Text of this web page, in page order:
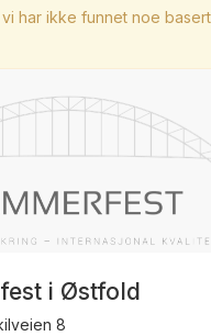
har ikke funnet noe
i Østfold
8